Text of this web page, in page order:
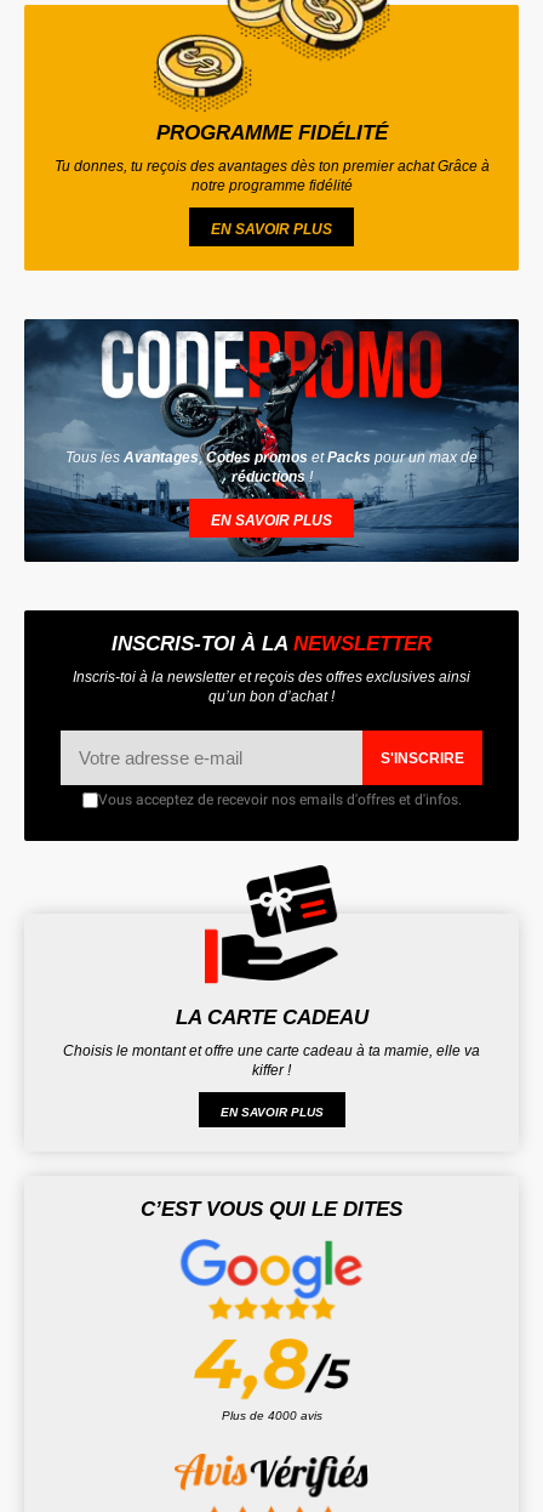
PROGRAMME FIDÉLITÉ
Tu donnes, tu reçois des avantages dès ton premier achat Grâce à
notre programme fidélité
EN SAVOIR PLUS
Tous les Avantages,Codes promos etPacks pour un max de
réductions !
EN SAVOIR PLUS
INSCRIS-TOI À LA NEWSLETTER
Inscris-toi à la newsletter et reçois des offres exclusives ainsi
qu’un bon d’achat !
S'INSCRIRE
Vous acceptez de recevoir nos emails d'offres et d'infos.
LA CARTE CADEAU
Choisis le montant et offre une carte cadeau à ta mamie, elle va
kiffer !
EN SAVOIR PLUS
C’EST VOUS QUI LE DITES
Plus de 4000 avis